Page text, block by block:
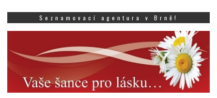
Seznamovací agentura v Brně!